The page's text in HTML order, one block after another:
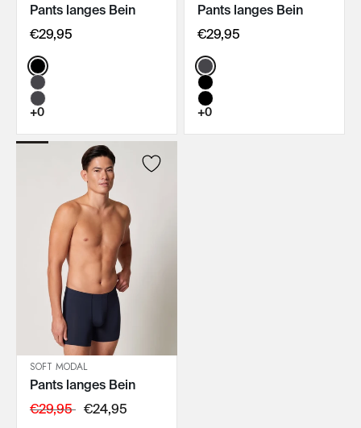
IN DEN WARENKORB
Pants langes Bein
€29,95
Color:
+0
IN DEN WARENKORB
Pants langes Bein
€29,95
Color:
+0
IN DEN WARENKORB
SOFT MODAL
Pants langes Bein
€29,95 €24,95